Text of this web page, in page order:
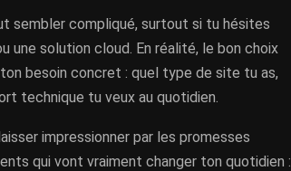
sembler compliqué, surtout si tu hésites
une solution cloud. En réalité, le bon choix
besoin concret : quel type de site tu as,
technique tu veux au quotidien.
impressionner par les promesses
qui vont vraiment changer ton quotidien :